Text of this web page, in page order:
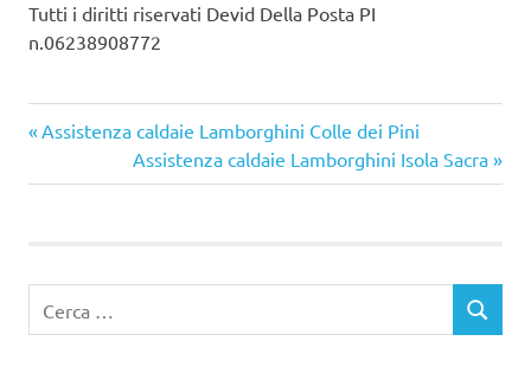
Tutti i diritti riservati Devid Della Posta PI
n.06238908772
Navigazione
articoli
Articolo
precedente:
Assistenza caldaie Lamborghini Colle dei Pini
Articolo
successivo:
Assistenza caldaie Lamborghini Isola Sacra
per:
CERCA